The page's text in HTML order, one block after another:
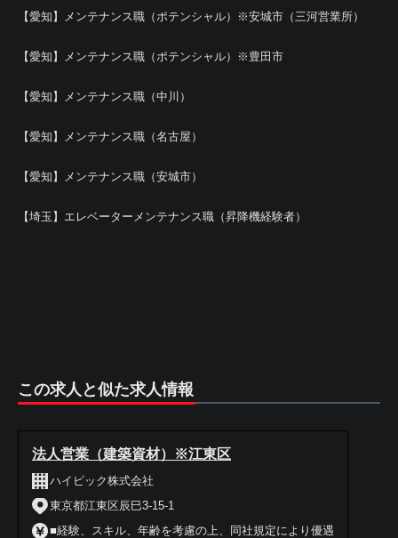
【愛知】メンテナンス職（ポテンシャル）※安城市（三河営業所）
【愛知】メンテナンス職（ポテンシャル）※豊田市
【愛知】メンテナンス職（中川）
【愛知】メンテナンス職（名古屋）
【愛知】メンテナンス職（安城市）
【埼玉】エレベーターメンテナンス職（昇降機経験者）
この求人と似た求人情報
法人営業（建築資材）※江東区
ハイビック株式会社
東京都江東区辰巳3-15-1
■経験、スキル、年齢を考慮の上、同社規定により優遇